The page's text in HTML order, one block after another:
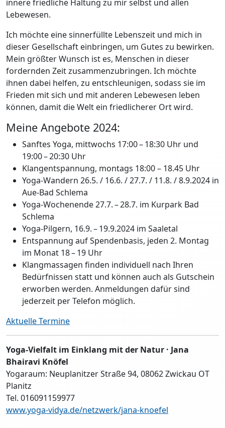
innere friedliche Haltung zu mir selbst und allen
Lebewesen.
Ich möchte eine sinnerfüllte Lebenszeit und mich in
dieser Gesellschaft einbringen, um Gutes zu bewirken.
Mein größter Wunsch ist es, Menschen in dieser
fordernden Zeit zusammenzubringen. Ich möchte
ihnen dabei helfen, zu entschleunigen, sodass sie im
Frieden mit sich und mit anderen Lebewesen leben
können, damit die Welt ein friedlicherer Ort wird.
Meine Angebote 2024:
Sanftes Yoga, mittwochs 17:00 – 18:30 Uhr und
19:00 – 20:30 Uhr
Klangentspannung, montags 18:00 – 18.45 Uhr
Yoga-Wandern 26.5. / 16.6. / 27.7. / 11.8. / 8.9.2024 in
Aue-Bad Schlema
Yoga-Wochenende 27.7. – 28.7. im Kurpark Bad
Schlema
Yoga-Pilgern, 16.9. – 19.9.2024 im Saaletal
Entspannung auf Spendenbasis, jeden 2. Montag
im Monat 18 – 19 Uhr
Klangmassagen finden individuell nach Ihren
Bedürfnissen statt und können auch als Gutschein
erworben werden. Anmeldungen dafür sind
jederzeit per Telefon möglich.
Aktuelle Termine
Yoga-Vielfalt im Einklang mit der Natur · Jana
Bhairavi Knöfel
Yogaraum: Neuplanitzer Straße 94, 08062 Zwickau OT
Planitz
Tel. 016091159977
www.yoga-vidya.de/netzwerk/jana-knoefel